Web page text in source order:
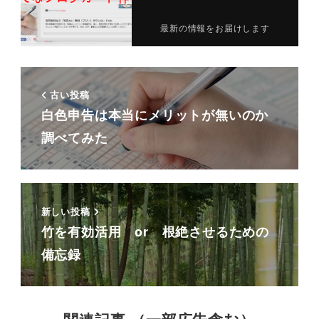
最新の情報をお届けします
古い投稿
白色申告は本当にメリットが無いのか
調べてみた
新しい投稿
竹を有効活用 or 根絶させるための
備忘録